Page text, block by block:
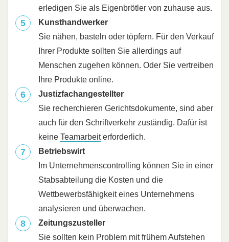
erledigen Sie als Eigenbrötler von zuhause aus.
Kunsthandwerker
Sie nähen, basteln oder töpfern. Für den Verkauf
Ihrer Produkte sollten Sie allerdings auf
Menschen zugehen können. Oder Sie vertreiben
Ihre Produkte online.
Justizfachangestellter
Sie recherchieren Gerichtsdokumente, sind aber
auch für den Schriftverkehr zuständig. Dafür ist
keine Teamarbeiterforderlich.
Betriebswirt
Im Unternehmenscontrolling können Sie in einer
Stabsabteilung die Kosten und die
Wettbewerbsfähigkeit eines Unternehmens
analysieren und überwachen.
Zeitungszusteller
Sie sollten kein Problem mit frühem Aufstehen